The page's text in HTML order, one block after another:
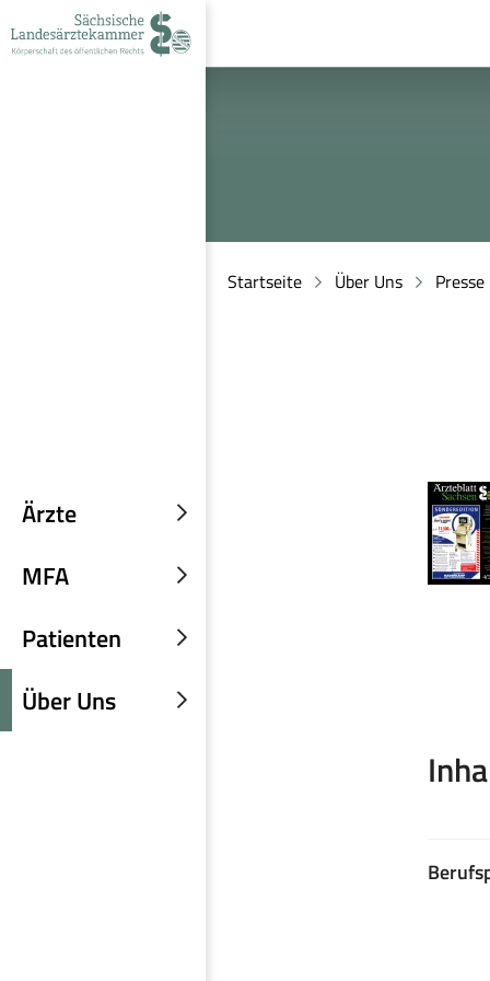
Navigation
Suche
Inhalt
Ärzte
Untermenü
MFA
Untermenü
Patienten
Untermenü
Über Uns
Untermenü
Startseite Über Uns Presse